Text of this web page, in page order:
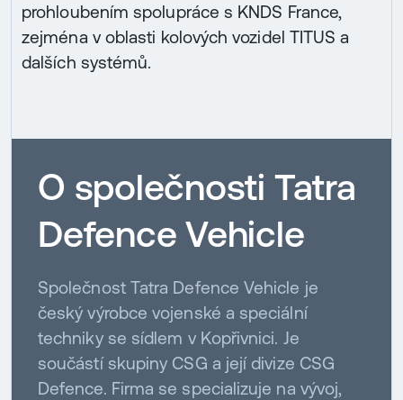
prohloubením spolupráce s KNDS France,
zejména v oblasti kolových vozidel TITUS a
dalších systémů.
O společnosti Tatra
Defence Vehicle
Společnost Tatra Defence Vehicle je
český výrobce vojenské a speciální
techniky se sídlem v Kopřivnici. Je
součástí skupiny CSG a její divize CSG
Defence. Firma se specializuje na vývoj,